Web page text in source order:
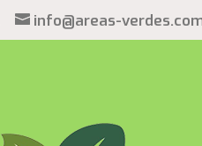
info@areas-